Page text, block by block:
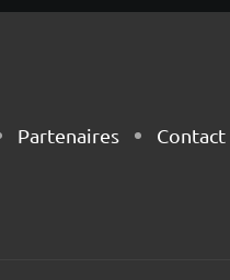
Partenaires Contact